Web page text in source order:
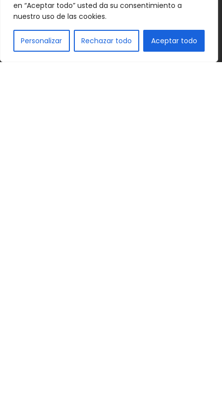
en “Aceptar todo” usted da su consentimiento a
nuestro uso de las cookies.
Personalizar Rechazar todo Aceptar todo
Gor, ES
12:25 pm,Ago 6, 2026